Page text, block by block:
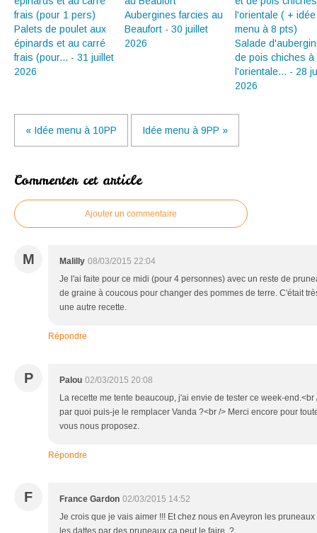
Palets de poulet aux
épinards et au carré
frais (pour... - 31 juillet
2026
Aubergines farcies au
Beaufort - 30 juillet
2026
Salade
de pois chiches à
l'orientale... - 28
2026
« Idée menu à 10PP Idée menu à 9PP »
Commenter cet article
Ajouter un commentaire
M Malilly 08/03/2015 22:04
Je l'ai faite pour ce midi (pour 4 personnes) avec un reste de
de graine à coucous pour changer des pommes de terre. C'était
une autre recette.
Répondre
P Palou 02/03/2015 20:08
La recette me tente beaucoup, j'ai envie de tester ce week-
par quoi puis-je le remplacer Vanda ?<br /> Merci encore pour
vous nous proposez.
Répondre
F France Gardon 02/03/2015 14:52
Je crois que je vais aimer !!! Et chez nous en Aveyron les